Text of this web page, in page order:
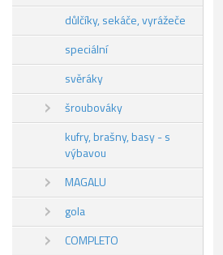
důlčíky, sekáče, vyrážeče
speciální
svěráky
šroubováky
kufry, brašny, basy - s
výbavou
MAGALU
gola
COMPLETO